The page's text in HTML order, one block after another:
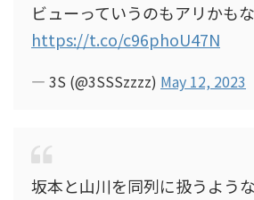
ビューっていうのもアリかもな
https://t.co/c96phoU47N
— 3S (@3SSSzzzz) May 12, 2023
坂本と山川を同列に扱うよう